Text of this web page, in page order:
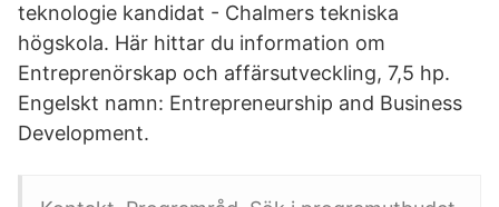
teknologie kandidat - Chalmers tekniska
högskola. Här hittar du information om
Entreprenörskap och affärsutveckling, 7,5 hp.
Engelskt namn: Entrepreneurship and Business
Development.